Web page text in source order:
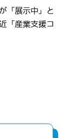
「展示中」と
「産業支援コ